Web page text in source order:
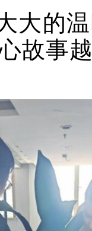
大的
故事